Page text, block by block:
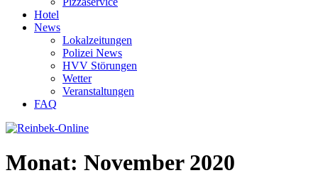
Hotel
News
Lokalzeitungen
Polizei News
HVV Störungen
Wetter
Veranstaltungen
FAQ
Monat: November 2020